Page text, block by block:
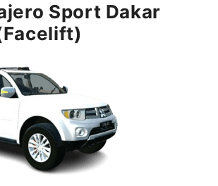
Sport Dakar